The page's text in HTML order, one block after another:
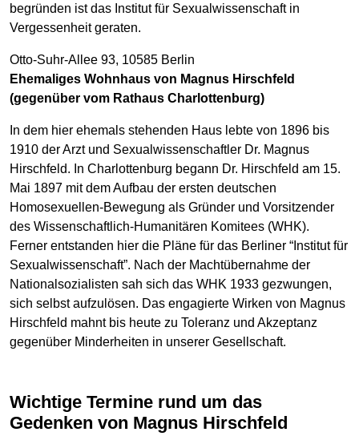
begründen ist das Institut für Sexualwissenschaft in
Vergessenheit geraten.
Otto-Suhr-Allee 93, 10585 Berlin
Ehemaliges Wohnhaus von Magnus Hirschfeld
(gegenüber vom Rathaus Charlottenburg)
In dem hier ehemals stehenden Haus lebte von 1896 bis
1910 der Arzt und Sexualwissenschaftler Dr. Magnus
Hirschfeld. In Charlottenburg begann Dr. Hirschfeld am 15.
Mai 1897 mit dem Aufbau der ersten deutschen
Homosexuellen-Bewegung als Gründer und Vorsitzender
des Wissenschaftlich-Humanitären Komitees (WHK).
Ferner entstanden hier die Pläne für das Berliner “Institut für
Sexualwissenschaft”. Nach der Machtübernahme der
Nationalsozialisten sah sich das WHK 1933 gezwungen,
sich selbst aufzulösen. Das engagierte Wirken von Magnus
Hirschfeld mahnt bis heute zu Toleranz und Akzeptanz
gegenüber Minderheiten in unserer Gesellschaft.
Wichtige Termine rund um das
Gedenken von Magnus Hirschfeld